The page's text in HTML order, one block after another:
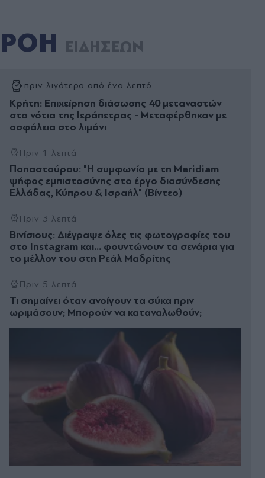
ΡΟΗ ΕΙΔΗΣΕΩΝ
πριν λιγότερο από ένα λεπτό
Κρήτη: Επιχείρηση διάσωσης 40 μεταναστών
στα νότια της Ιεράπετρας - Μεταφέρθηκαν με
ασφάλεια στο λιμάνι
Πριν 1 λεπτά
Παπασταύρου: "Η συμφωνία με τη Meridiam
ψήφος εμπιστοσύνης στο έργο διασύνδεσης
Ελλάδας, Κύπρου & Ισραήλ" (Βίντεο)
Πριν 3 λεπτά
Βινίσιους: Διέγραψε όλες τις φωτογραφίες του
στο Instagram και... φουντώνουν τα σενάρια για
το μέλλον του στη Ρεάλ Μαδρίτης
Πριν 5 λεπτά
Τι σημαίνει όταν ανοίγουν τα σύκα πριν
ωριμάσουν; Μπορούν να καταναλωθούν;